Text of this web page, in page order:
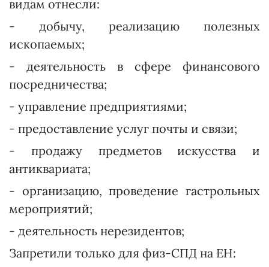
видам отнесли:
- добычу, реализацию полезных
ископаемых;
- деятельность в сфере финансового
посредничества;
- управление предприятиями;
- предоставление услуг почты и связи;
- продажу предметов искусства и
антиквариата;
- организацию, проведение гастрольных
мероприятий;
- деятельность нерезидентов;
Запретили только для физ-СПД на ЕН: